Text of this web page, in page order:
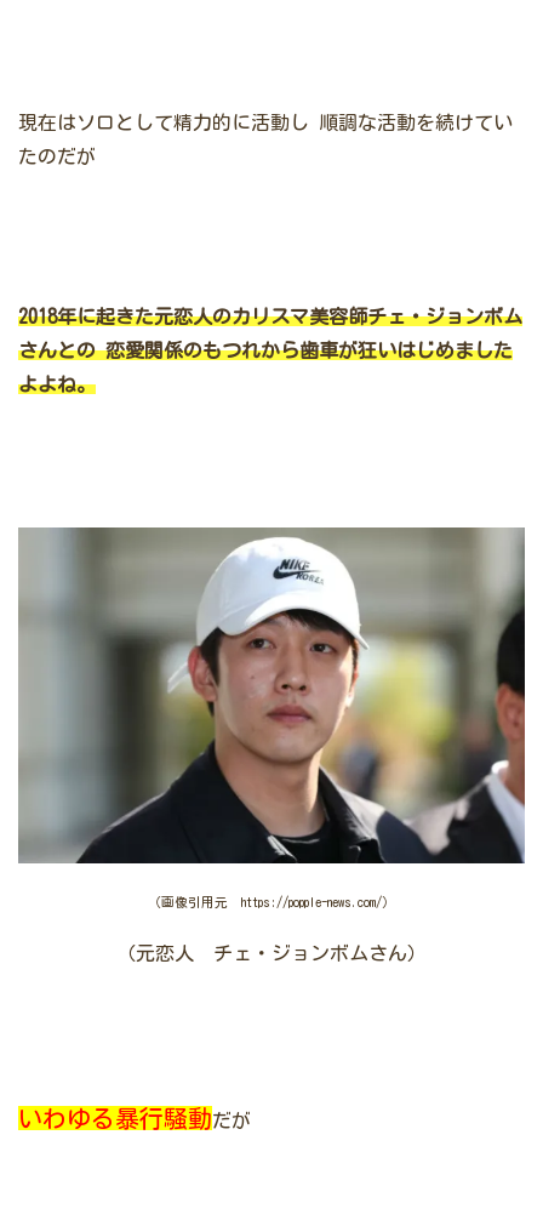
現在はソロとして精力的に活動し 順調な活動を続けてい
たのだが
2018年に起きた元恋人のカリスマ美容師チェ・ジョンボム
さんとの恋愛関係のもつれから歯車が狂いはじめました
よよね。
（画像引用元 https://popple-news.com/）
（元恋人 チェ・ジョンボムさん）
いわゆる暴行騒動だが